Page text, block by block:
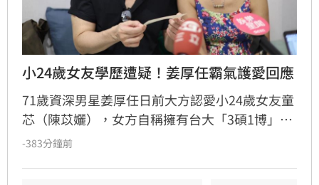
小24歲女友學歷遭疑！姜厚任霸氣護愛回應
71歲資深男星姜厚任日前大方認愛小24歲女友童
芯（陳苡孋），女方自稱擁有台大「3碩1博」高
學歷且智商146，引發網友高度關注。然而，有
-383分鐘前